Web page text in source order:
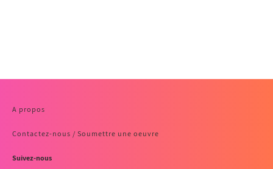
A propos
Contactez-nous / Soumettre une oeuvre
Suivez-nous